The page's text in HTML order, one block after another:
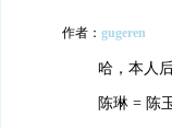
作者： gugeren
哈，本人
陈琳 = 陈